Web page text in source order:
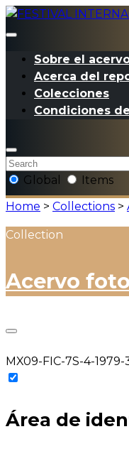
Sobre el
Acerca del
Colecciones
Condiciones
Global
Items
Home > Collections >
Collection
Acervo
MX09-FIC-7S-4-1979-
Área de